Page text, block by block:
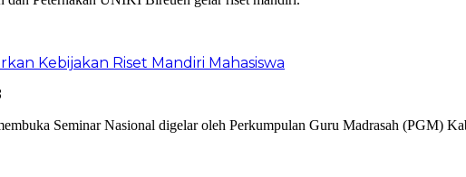
Kebijakan Riset Mandiri Mahasiswa